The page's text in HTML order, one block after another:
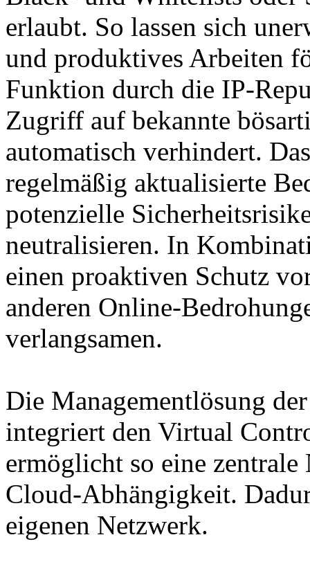
erlaubt. So lassen sich
und produktives Arbeiten
Funktion durch die IP-
Zugriff auf bekannte
automatisch verhindert.
regelmäßig aktualisierte
potenzielle
neutralisieren. In
einen proaktiven Schutz
anderen Online-
verlangsamen.
Die Managementlösung
integriert den Virtual
ermöglicht so eine
Cloud-Abhängigkeit.
eigenen Netzwerk.